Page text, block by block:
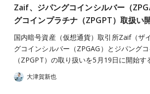
Zaif、ジパングコインシルバー（
グコインプラチナ（ZPGPT）取扱い
国内暗号資産（仮想通貨）取引所Zaif（ザ
グコインシルバー（ZPGAG）とジパング
（ZPGPT）の取り扱いを5月19日に開始す
大津賀新也